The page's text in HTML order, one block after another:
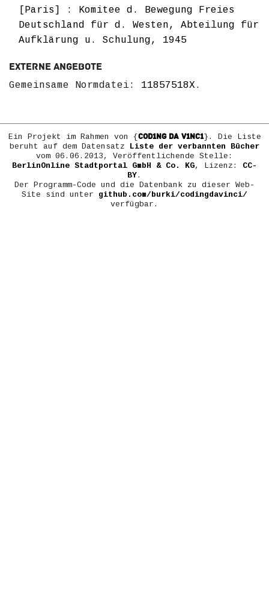
[Paris] : Komitee d. Bewegung Freies
Deutschland für d. Westen, Abteilung für
Aufklärung u. Schulung, 1945
Externe Angebote
Gemeinsame Normdatei: 11857518X .
Ein Projekt im Rahmen von {COD1NG DA V1NC1}. Die Liste
beruht auf dem Datensatz
Liste der verbannten Bücher
vom 06.06.2013, Veröffentlichende Stelle:
BerlinOnline Stadtportal GmbH & Co. KG, Lizenz: CC-
BY.
Der Programm-Code und die Datenbank zu dieser Web-
Site sind unter github.com/burki/codingdavinci/
verfügbar.